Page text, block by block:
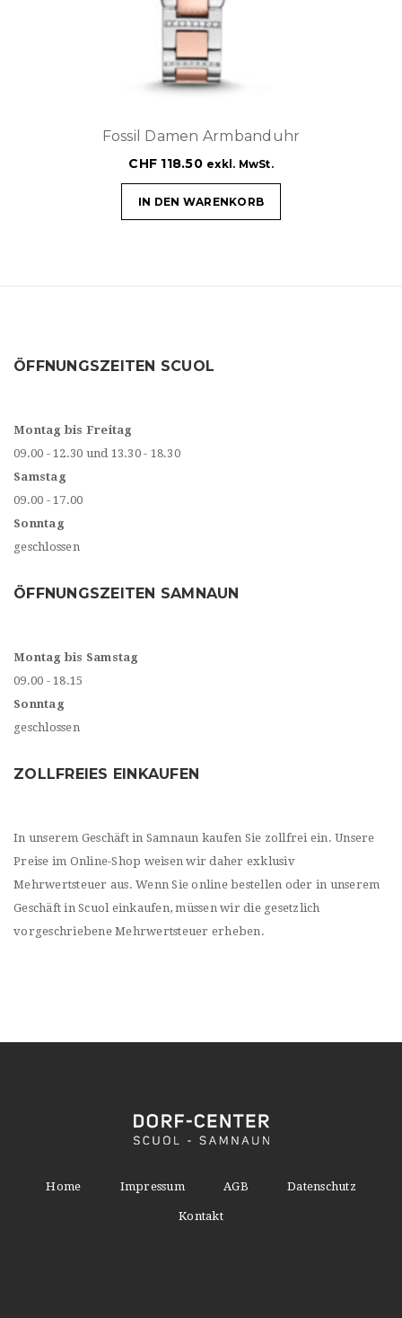
Fossil Damen Armbanduhr
CHF 118.50 exkl. MwSt.
IN DEN WARENKORB
ÖFFNUNGSZEITEN SCUOL
Montag bis Freitag
09.00 - 12.30 und 13.30 - 18.30
Samstag
09.00 - 17.00
Sonntag
geschlossen
ÖFFNUNGSZEITEN SAMNAUN
Montag bis Samstag
09.00 - 18.15
Sonntag
geschlossen
ZOLLFREIES EINKAUFEN
In unserem Geschäft in Samnaun kaufen Sie zollfrei ein. Unsere
Preise im Online-Shop weisen wir daher exklusiv
Mehrwertsteuer aus. Wenn Sie online bestellen oder in unserem
Geschäft in Scuol einkaufen, müssen wir die gesetzlich
vorgeschriebene Mehrwertsteuer erheben.
Home Impressum AGB Datenschutz
Kontakt